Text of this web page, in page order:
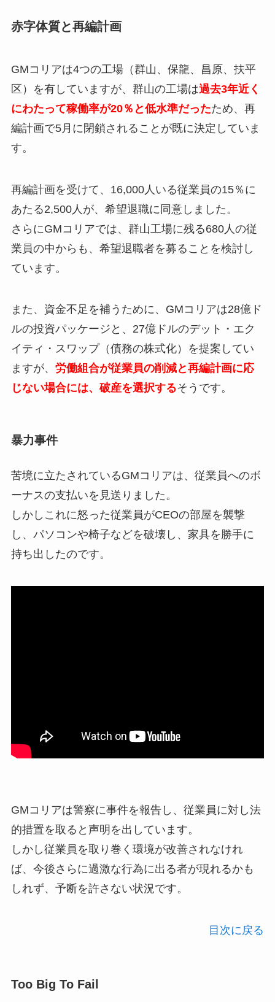
赤字体質と再編計画
GMコリアは4つの工場（群山、保龍、昌原、扶平
区）を有していますが、群山の工場は過去3年近く
にわたって稼働率が20％と低水準だったため、再
編計画で5月に閉鎖されることが既に決定していま
す。
再編計画を受けて、16,000人いる従業員の15％に
あたる2,500人が、希望退職に同意しました。
さらにGMコリアでは、群山工場に残る680人の従
業員の中からも、希望退職者を募ることを検討し
ています。
また、資金不足を補うために、GMコリアは28億ド
ルの投資パッケージと、27億ドルのデット・エク
イティ・スワップ（債務の株式化）を提案してい
ますが、 労働組合が従業員の削減と再編計画に応
じない場合には、破産を選択するそうです。
暴力事件
苦境に立たされているGMコリアは、従業員へのボ
ーナスの支払いを見送りました。
しかしこれに怒った従業員がCEOの部屋を襲撃
し、パソコンや椅子などを破壊し、家具を勝手に
持ち出したのです。
GMコリアは警察に事件を報告し、従業員に対し法
的措置を取ると声明を出しています。
しかし従業員を取り巻く環境が改善されなけれ
ば、今後さらに過激な行為に出る者が現れるかも
しれず、予断を許さない状況です。
目次に戻る
Too Big To Fail